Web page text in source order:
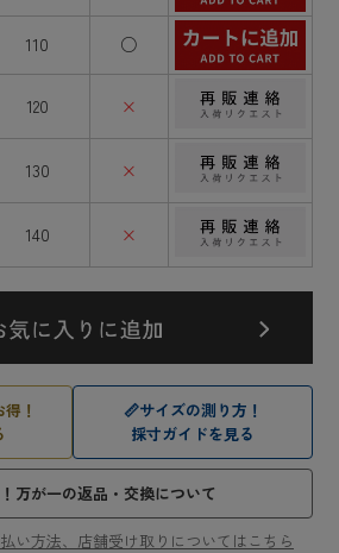
110 ○
120 ×
130 ×
140 ×
！
📏サイズの測り方！
採寸ガイドを見る
万が一の返品・交換について
い方法、店舗受け取りについてはこちら